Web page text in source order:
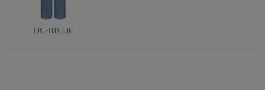
LIGHTBLUE